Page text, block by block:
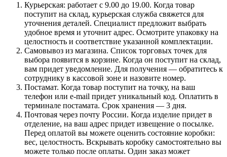
Курьерская: работает с 9.00 до 19.00. Когда товар
поступит на склад, курьерская служба свяжется для
уточнения деталей. Специалист предложит выбрать
удобное время и уточнит адрес. Осмотрите упаковку на
целостность и соответствие указанной комплектации.
Самовывоз из магазина. Список торговых точек для
выбора появится в корзине. Когда он поступит на склад,
вам придет уведомление. Для получения — обратитесь к
сотруднику в кассовой зоне и назовите номер.
Постамат. Когда товар поступит на точку, на ваш
телефон или e-mail придет уникальный код. Оплатить в
терминале постамата. Срок хранения — 3 дня.
Почтовая через почту России. Когда изделие придет в
отделение, на ваш адрес придет извещение о посылке.
Перед оплатой вы можете оценить состояние коробки:
вес, целостность. Вскрывать коробку самостоятельно вы
можете только после оплаты. Один заказ может